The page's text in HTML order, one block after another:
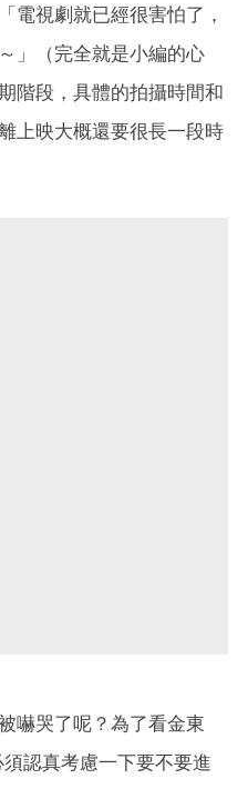
電視劇就已經很害怕了，
」（完全就是小編的心
階段，具體的拍攝時間和
上映大概還要很長一段時
嚇哭了呢？為了看金東
認真考慮一下要不要進